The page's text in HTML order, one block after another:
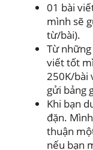
01 bài
mình sẽ
từ/bài).
Từ
viết tốt
250K/bài
gửi bảng
Khi bạn
đặn.
thuận
nếu bạn